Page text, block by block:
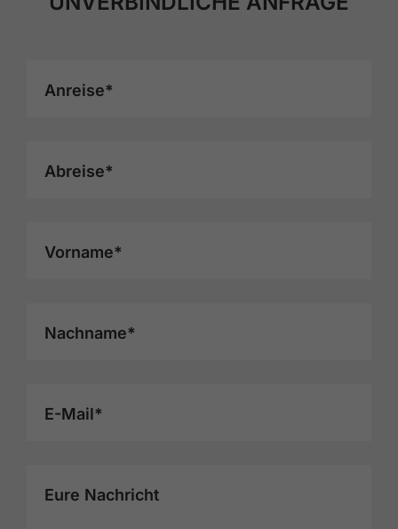
Anreise*
Abreise*
Vorname*
Nachname*
E-Mail*
Eure Nachricht